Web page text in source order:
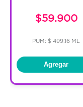
$59.900
PUM: $ 499.16 ML
Agregar